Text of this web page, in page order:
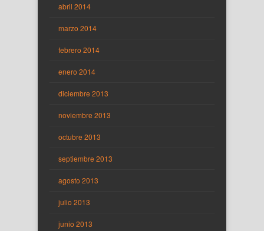
abril 2014
marzo 2014
febrero 2014
enero 2014
diciembre 2013
noviembre 2013
octubre 2013
septiembre 2013
agosto 2013
julio 2013
junio 2013